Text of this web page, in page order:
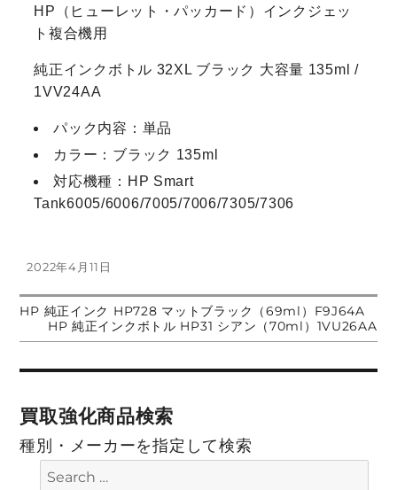
HP（ヒューレット・パッカード）インクジェッ
ト複合機用
純正インクボトル 32XL ブラック 大容量 135ml /
1VV24AA
パック内容：単品
カラー：ブラック 135ml
対応機種：HP Smart
Tank6005/6006/7005/7006/7305/7306
投
日:
2022年4月11日
投
ビ
前
投
HP 純正インク HP728 マットブラック（69ml）F9J64A
の
稿:
HP 純正インクボトル HP31 シアン（70ml）1VU26AA
買取強化商品検索
種別・メーカーを指定して検索